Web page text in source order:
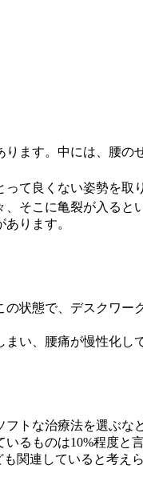
ます。中には、腰
て良くない姿勢を取
そこに亀裂が入る
ります。
状態で、デスクワ
い、腰痛が慢性化
トな治療法を選ぶ
るものは10%程度と
関連していると考えら